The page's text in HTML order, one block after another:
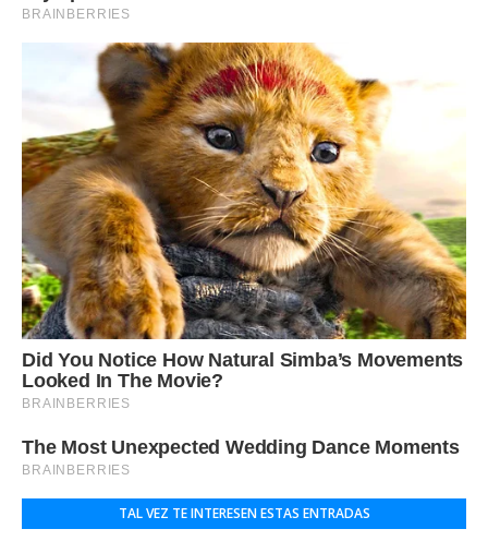
TAL VEZ TE INTERESEN ESTAS ENTRADAS